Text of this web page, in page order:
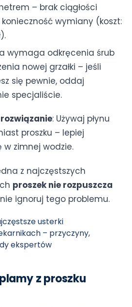
– brak ciągłości
wymiany (koszt:
wymaga odkręcenia śrub
nowej grzałki – jeśli
się pewnie, oddaj
specjaliście.
: Używaj płynu
proszku – lepiej
w zimnej wodzie.
z najczęstszych
proszek nie rozpuszcza
ignoruj tego problemu.
usterki
– przyczyny,
ekspertów
z proszku